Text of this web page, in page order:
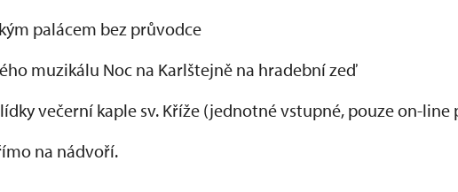
palácem bez průvodce
muzikálu Noc na Karlštejně na hradební zeď
večerní kaple sv. Kříže (jednotné vstupné, pouze on-line
na nádvoří.